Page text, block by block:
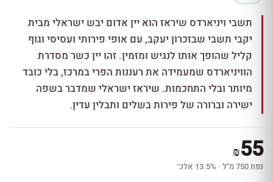
תשבי ויניארדס שיראז הוא יין אדום יבש ישראלי מבית
יקבי תשבי שבזכרון יעקב, עם אופי פירותי ועסיסי וגוף
קליל שהופך אותו לנגיש ומזמין. זהו יין כשר מסדרת
הוויניארדס שמעמידה את רעננות הפרי במרכז, בלי כובד
מיותר ובלי התחכמות. שיראז ישראלי שמדבר בשפה
ישירה וברורה של פירות בשלים ותבלין עדין.
₪55
נפח 750 מ''ל · 13.5% אלכ׳